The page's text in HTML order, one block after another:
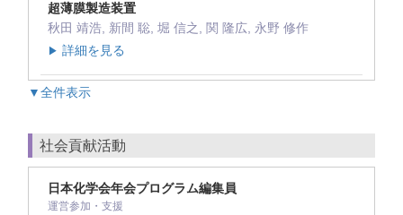
超薄膜製造装置
秋田 靖浩, 新間 聡, 堀 信之, 関 隆広, 永野 修作
▶ 詳細を見る
▼全件表示
社会貢献活動
日本化学会年会プログラム編集員
運営参加・支援